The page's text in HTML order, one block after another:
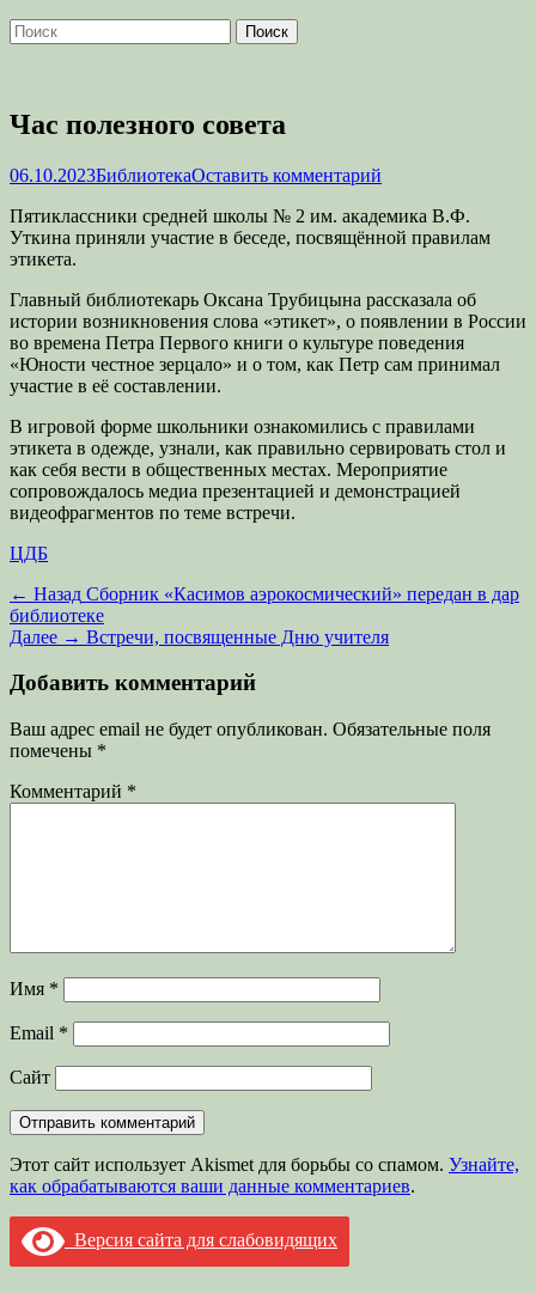
Поиск
Найти:
Час полезного совета
Опубликовано
06.10.2023Автор
БиблиотекаОставить комментарий
Пятиклассники средней школы № 2 им. академика В.Ф.
Уткина приняли участие в беседе, посвящённой правилам
этикета.
Главный библиотекарь Оксана Трубицына рассказала об
истории возникновения слова «этикет», о появлении в России
во времена Петра Первого книги о культуре поведения
«Юности честное зерцало» и о том, как Петр сам принимал
участие в её составлении.
В игровой форме школьники ознакомились с правилами
этикета в одежде, узнали, как правильно сервировать стол и
как себя вести в общественных местах. Мероприятие
сопровождалось медиа презентацией и демонстрацией
видеофрагментов по теме встречи.
Категории
ЦДБ
Навигация
по
← Назад Предыдущая
запись:
Сборник «Касимов аэрокосмический» передан в дар
библиотеке
Далее → Следующая
Встречи, посвященные Дню учителя
Добавить комментарий
Ваш адрес email не будет опубликован. Обязательные поля
помечены *
Комментарий *
Имя *
Email *
Сайт
Этот сайт использует Akismet для борьбы со спамом. Узнайте,
как обрабатываются ваши данные комментариев.
Версия сайта для слабовидящих